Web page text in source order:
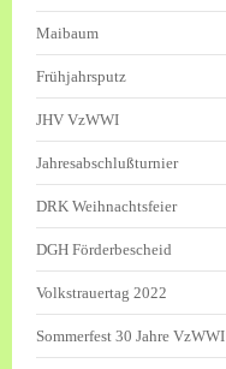
Maibaum
Frühjahrsputz
JHV VzWWI
Jahresabschlußturnier
DRK Weihnachtsfeier
DGH Förderbescheid
Volkstrauertag 2022
Sommerfest 30 Jahre VzWWI